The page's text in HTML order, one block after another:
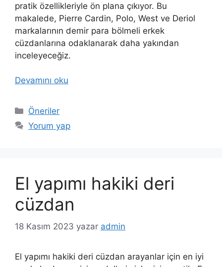
pratik özellikleriyle ön plana çıkıyor. Bu
makalede, Pierre Cardin, Polo, West ve Deriol
markalarının demir para bölmeli erkek
cüzdanlarına odaklanarak daha yakından
inceleyeceğiz.
Devamını oku
Kategoriler
Öneriler
Yorum yap
El yapımı hakiki deri
cüzdan
18 Kasım 2023 yazar admin
El yapımı hakiki deri cüzdan arayanlar için en iyi